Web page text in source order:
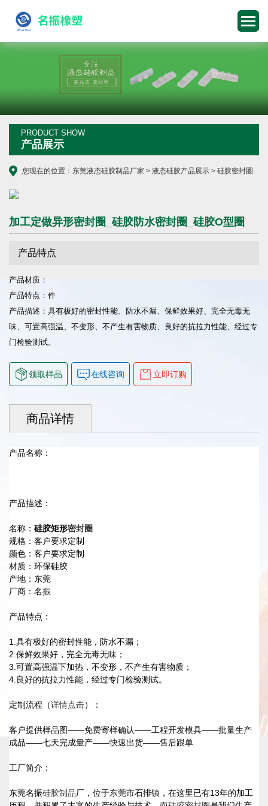
PRODUCT SHOW
产品展示
您现在的位置： 东莞液态硅胶制品厂家 > 液态硅胶产品展示 > 硅胶密封圈
加工定做异形密封圈_硅胶防水密封圈_硅胶O型圈
产品特点
产品材质：
产品特点：件
产品描述：具有极好的密封性能、防水不漏、保鲜效果好、完全无毒无
味、可置高强温、不变形、不产生有害物质、良好的抗拉力性能、经过专
门检验测试。
领取样品 在线咨询 立即订购
商品详情
产品名称：
产品描述：
名称： 硅胶矩形密封圈
规格：客户要求定制
颜色：客户要求定制
材质：环保硅胶
产地：东莞
厂商：名振
产品特点：
1.具有极好的密封性能，防水不漏；
2.保鲜效果好，完全无毒无味；
3.可置高强温下加热，不变形，不产生有害物质；
4.良好的抗拉力性能，经过专门检验测试。
定制流程（详情点击）：
客户提供样品图——免费寄样确认——工程开发模具——批量生产
成品——七天完成量产——快速出货——售后跟单
工厂简介：
东莞名振硅胶制品厂，位于东莞市石排镇，在这里已有13年的加工